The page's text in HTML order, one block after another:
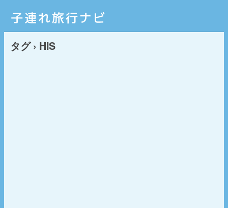
タグ › HIS